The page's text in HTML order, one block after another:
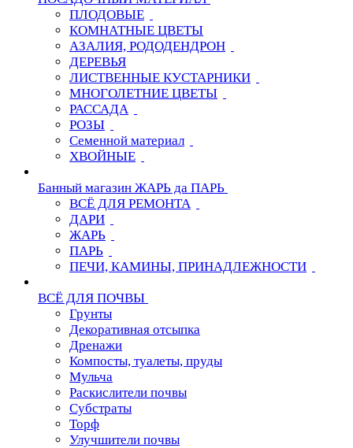
ПЛОДОВЫЕ
КОМНАТНЫЕ ЦВЕТЫ
АЗАЛИЯ, РОДОДЕНДРОН
ДЕРЕВЬЯ
ЛИСТВЕННЫЕ КУСТАРНИКИ
МНОГОЛЕТНИЕ ЦВЕТЫ
РАССАДА
РОЗЫ
Семенной материал
ХВОЙНЫЕ
Банный магазин ЖАРЬ да ПАРЬ
ВСЁ ДЛЯ РЕМОНТА
ДАРИ
ЖАРЬ
ПАРЬ
ПЕЧИ, КАМИНЫ, ПРИНАДЛЕЖНОСТИ
ВСЁ ДЛЯ ПОЧВЫ
Грунты
Декоративная отсыпка
Дренажи
Компосты, туалеты, пруды
Мульча
Раскислители почвы
Субстраты
Торф
Улучшители почвы